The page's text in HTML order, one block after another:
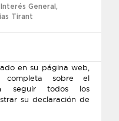
Interés General ,
Tirant
en su página web,
sobre el
seguir todos los
su declaración de